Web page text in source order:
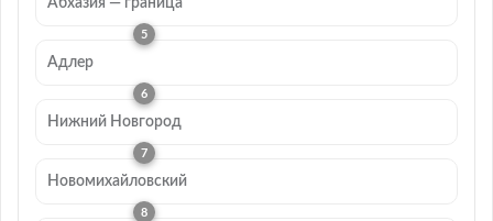
Абхазия — граница
Адлер
Нижний Новгород
Новомихайловский